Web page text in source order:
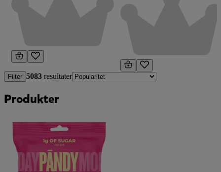
Filter 5083 resultater
Produkter